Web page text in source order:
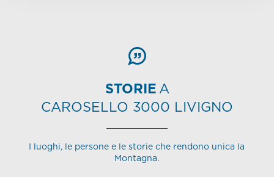
STORIEA
CAROSELLO 3000 LIVIGNO
I luoghi, le persone e le storie che rendono unica la
Montagna.